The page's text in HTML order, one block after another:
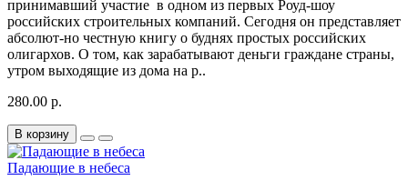
принимавший участие в одном из первых Роуд-шоу
российских строительных компаний. Сегодня он представляет
абсолют-но честную книгу о буднях простых российских
олигархов. О том, как зарабатывают деньги граждане страны,
утром выхо­дящие из дома на р..
280.00 р.
В корзину
Падающие в небеса